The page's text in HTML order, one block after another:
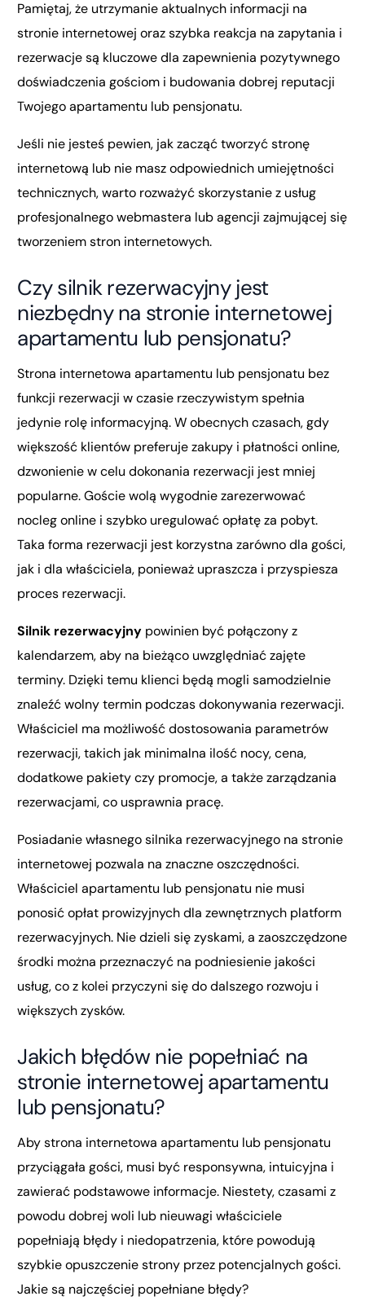
Pamiętaj, że utrzymanie aktualnych informacji na
stronie internetowej oraz szybka reakcja na zapytania i
rezerwacje są kluczowe dla zapewnienia pozytywnego
doświadczenia gościom i budowania dobrej reputacji
Twojego apartamentu lub pensjonatu.
Jeśli nie jesteś pewien, jak zacząć tworzyć stronę
internetową lub nie masz odpowiednich umiejętności
technicznych, warto rozważyć skorzystanie z usług
profesjonalnego webmastera lub agencji zajmującej się
tworzeniem stron internetowych.
Czy silnik rezerwacyjny jest
niezbędny na stronie internetowej
apartamentu lub pensjonatu?
Strona internetowa apartamentu lub pensjonatu bez
funkcji rezerwacji w czasie rzeczywistym spełnia
jedynie rolę informacyjną. W obecnych czasach, gdy
większość klientów preferuje zakupy i płatności online,
dzwonienie w celu dokonania rezerwacji jest mniej
popularne. Goście wolą wygodnie zarezerwować
nocleg online i szybko uregulować opłatę za pobyt.
Taka forma rezerwacji jest korzystna zarówno dla gości,
jak i dla właściciela, ponieważ upraszcza i przyspiesza
proces rezerwacji.
Silnik rezerwacyjny powinien być połączony z
kalendarzem, aby na bieżąco uwzględniać zajęte
terminy. Dzięki temu klienci będą mogli samodzielnie
znaleźć wolny termin podczas dokonywania rezerwacji.
Właściciel ma możliwość dostosowania parametrów
rezerwacji, takich jak minimalna ilość nocy, cena,
dodatkowe pakiety czy promocje, a także zarządzania
rezerwacjami, co usprawnia pracę.
Posiadanie własnego silnika rezerwacyjnego na stronie
internetowej pozwala na znaczne oszczędności.
Właściciel apartamentu lub pensjonatu nie musi
ponosić opłat prowizyjnych dla zewnętrznych platform
rezerwacyjnych. Nie dzieli się zyskami, a zaoszczędzone
środki można przeznaczyć na podniesienie jakości
usług, co z kolei przyczyni się do dalszego rozwoju i
większych zysków.
Jakich błędów nie popełniać na
stronie internetowej apartamentu
lub pensjonatu?
Aby strona internetowa apartamentu lub pensjonatu
przyciągała gości, musi być responsywna, intuicyjna i
zawierać podstawowe informacje. Niestety, czasami z
powodu dobrej woli lub nieuwagi właściciele
popełniają błędy i niedopatrzenia, które powodują
szybkie opuszczenie strony przez potencjalnych gości.
Jakie są najczęściej popełniane błędy?